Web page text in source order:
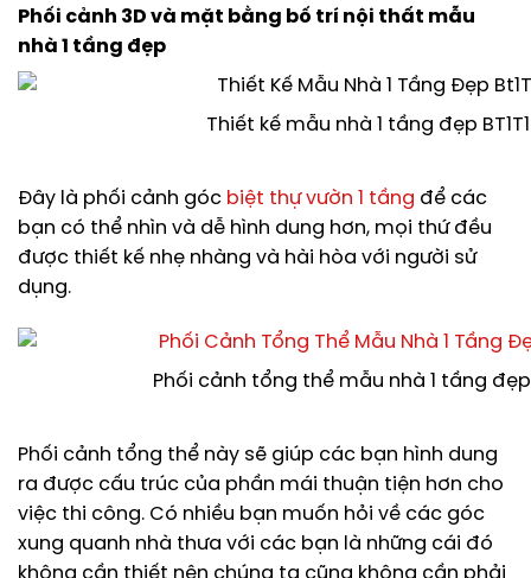
Phối cảnh 3D và mặt bằng bố trí nội thất mẫu
nhà 1 tầng đẹp
Thiết kế mẫu nhà 1 tầng đẹp
Đây là phối cảnh góc biệt thự vườn 1 tầng để các
bạn có thể nhìn và dễ hình dung hơn, mọi thứ đều
được thiết kế nhẹ nhàng và hài hòa với người sử
dụng.
Phối cảnh tổng thể mẫu nhà 1 tầng đẹp
Phối cảnh tổng thể này sẽ giúp các bạn hình dung
ra được cấu trúc của phần mái thuận tiện hơn cho
việc thi công. Có nhiều bạn muốn hỏi về các góc
xung quanh nhà thưa với các bạn là những cái đó
không cần thiết nên chúng ta cũng không cần phải